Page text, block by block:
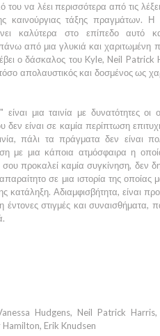
του να λέει περισσότερα από τις
καινούργιας τάξης πραγμάτων. Η
καλύτερα στο επίπεδο αυτό
από μια γλυκιά και
ο δάσκαλος του Kyle, Neil Patrick
απολαυστικός και δοσμένος ως
είναι μια ταινία με δυνατότητες
δεν είναι σε καμία περίπτωση
πάλι τα πράγματα δεν είναι
με μια κάποια ατμόσφαιρα η
προκαλεί καμία συγκίνηση, δεν
σε μια ιστορία της οποίας
κατάληξη. Αδιαμφισβήτητα, είναι
έντονες στιγμές και συναισθήματα,
Hudgens, Neil Patrick
Erik Knudsen